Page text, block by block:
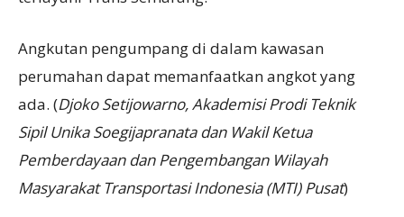
Angkutan pengumpang di dalam kawasan
perumahan dapat memanfaatkan angkot yang
ada. (Djoko Setijowarno, Akademisi Prodi Teknik
Sipil Unika Soegijapranata dan Wakil Ketua
Pemberdayaan dan Pengembangan Wilayah
Masyarakat Transportasi Indonesia (MTI) Pusat)